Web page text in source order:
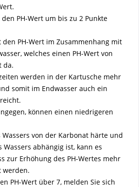
PH-Wert um bis zu 2 Punkte
PH-Wert im Zusammenhang mit
welches einen PH-Wert von
da.
werden in der Kartusche mehr
somit im Endwasser auch ein
können einen niedrigeren
Wassers von der Karbonat härte und
Wassers abhängig ist, kann es
zur Erhöhung des PH-Wertes mehr
werden.
PH-Wert über 7, melden Sie sich